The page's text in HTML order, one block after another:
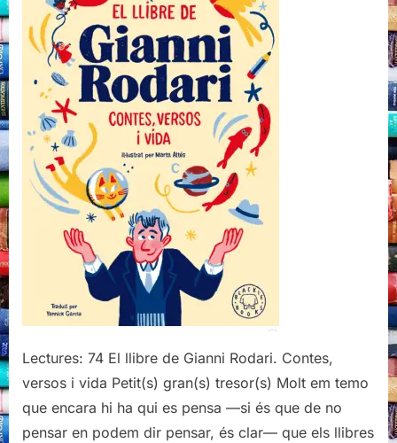
Gianni
Contes,
versos
i
vida,
Blackie
Books,
2020
Lectures: 74 El llibre de Gianni Rodari. Contes,
versos i vida Petit(s) gran(s) tresor(s) Molt em temo
que encara hi ha qui es pensa —si és que de no
pensar en podem dir pensar, és clar— que els llibres